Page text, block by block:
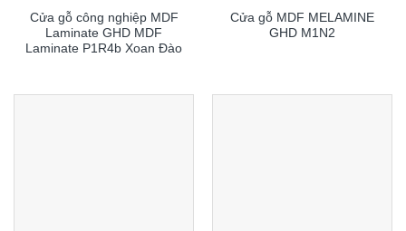
Cửa gỗ công nghiệp MDF
Laminate GHD MDF
Laminate P1R4b Xoan Đào
Cửa gỗ MDF MELAMINE
GHD M1N2